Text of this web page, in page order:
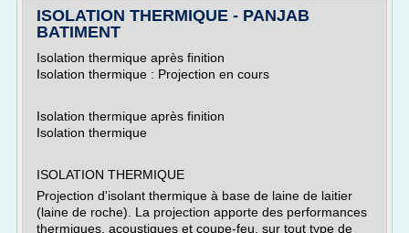
ISOLATION THERMIQUE - PANJAB
BATIMENT
Isolation thermique après finition
Isolation thermique : Projection en cours
Isolation thermique après finition
Isolation thermique
ISOLATION THERMIQUE
Projection d'isolant thermique à base de laine de laitier
(laine de roche). La projection apporte des performances
thermiques, acoustiques et coupe-feu, sur tout type de